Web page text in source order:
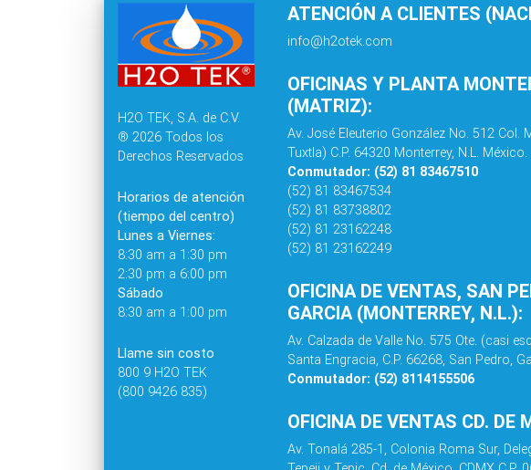
H2O TEK, S.A. de C.V.
® 2026 Todos los
Derechos Reservados
Horarios de atención
(tiempo del centro)
Lunes a Viernes:
8:30 am a 1:30 pm
2:30 pm a 6:00 pm
Sábado
8:30 am a 1:00 pm
Llame sin costo
800 9 H2O TEK
(800 9426 835)
ATENCIÓN A CLIENTES
info@h2otek.com
OFICINAS Y PLANTA
(MATRIZ):
Av. José Eleuterio González No. 512 Col.
Tuxtla) C.P. 64320 Monterrey, N.L. México.
Conmutador: (52) 81 83467510
(52) 81 83467534
(52) 81 83738802
(52) 81 23162248
(52) 81 23162249
OFICINA DE VENTAS, SAN
GARCIA (MONTERREY, N.L.):
Av. Calzada de Valle No. 575 Ote. (casi
Santa Engracia, C.P. 66268, San Pedro,
Conmutador: (52) 8114155506
OFICINA DE VENTAS CD. DE
Av. Tonalá 285-1, Colonia Roma Sur,